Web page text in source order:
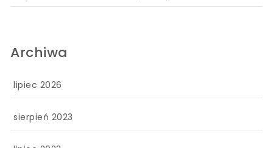
Archiwa
lipiec 2026
sierpień 2023